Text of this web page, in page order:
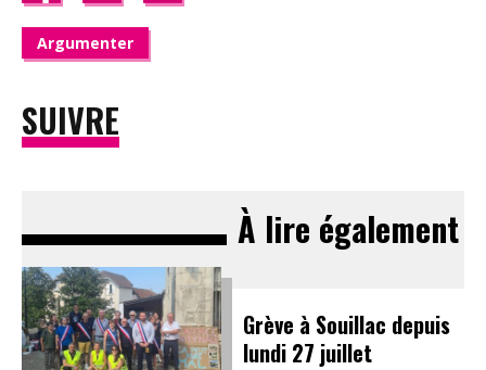
Argumenter
SUIVRE
À lire également
Grève à Souillac depuis
lundi 27 juillet